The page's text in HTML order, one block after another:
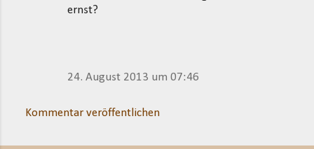
ernst?
24. August 2013 um 07:46
Kommentar veröffentlichen